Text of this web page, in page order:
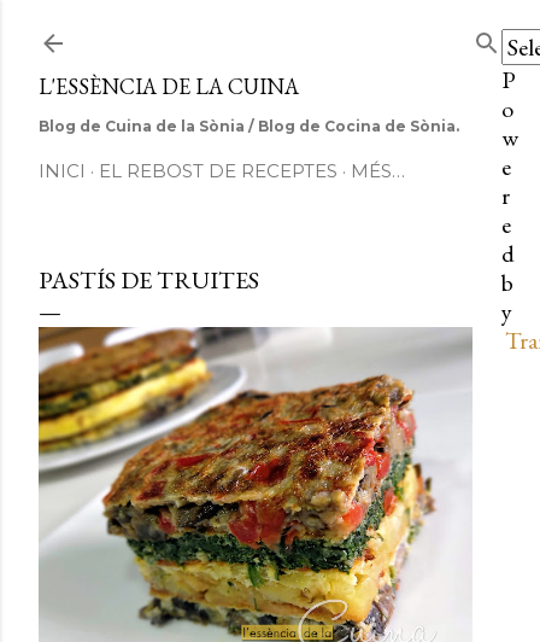
Salta al contingut principal
P
o
w
e
r
e
d
b
y
L'ESSÈNCIA DE LA CUINA
Blog de Cuina de la Sònia / Blog de Cocina de Sònia.
INICI EL REBOST DE RECEPTES MÉS…
PASTÍS DE TRUITES